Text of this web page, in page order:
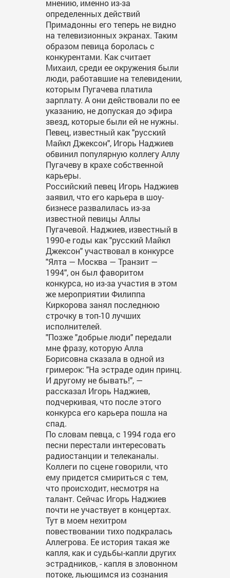
мнению, именно из-за
определенных действий
Примадонны его теперь не видно
на телевизионных экранах. Таким
образом певица боролась с
конкурентами. Как считает
Михаил, среди ее окружения были
люди, работавшие на телевидении,
которым Пугачева платила
зарплату. А они действовали по ее
указанию, не допуская до эфира
звезд, которые были ей не нужны.
Певец, известный как "русский
Майкл Джексон", Игорь Наджиев
обвинил популярную коллегу Аллу
Пугачеву в крахе собственной
карьеры.
Российский певец Игорь Наджиев
заявил, что его карьера в шоу-
бизнесе развалилась из-за
известной певицы Аллы
Пугачевой. Наджиев, известный в
1990-е годы как "русский Майкл
Джексон" участвовал в конкурсе
"Ялта — Москва — Транзит —
1994", он был фаворитом
конкурса, но из-за участия в этом
же мероприятии Филиппа
Киркорова занял последнюю
строчку в топ-10 лучших
исполнителей.
"Позже "добрые люди" передали
мне фразу, которую Алла
Борисовна сказала в одной из
гримерок: "На эстраде один принц.
И другому не бывать!", —
рассказал Игорь Наджиев,
подчеркивая, что после этого
конкурса его карьера пошла на
спад.
По словам певца, с 1994 года его
песни перестали интересовать
радиостанции и телеканалы.
Коллеги по сцене говорили, что
ему придется смириться с тем,
что происходит, несмотря на
талант. Сейчас Игорь Наджиев
почти не участвует в концертах.
Тут в моем нехитром
повествовании тихо подкралась
Аллегрова. Ее история такая же
капля, как и судьбы-капли других
эстрадников, - капля в зловонном
потоке, льющимся из сознания